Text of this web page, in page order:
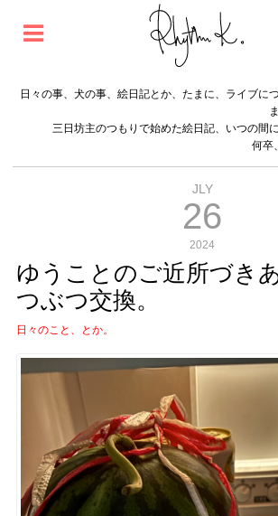
日々の事、犬の事、絵日記とか、たまに、ライブに
三日坊主のつもりで始めた絵日記、いつの間
何
JLY
26
2024
ゆうことのご近所づき
つぶつ交換。
日々のこと、とか。